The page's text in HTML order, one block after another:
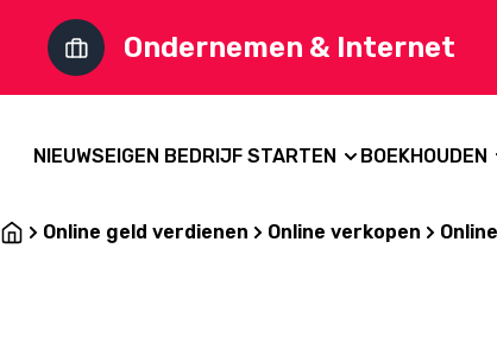
Ondernemen & Internet
NIEUWSEIGEN BEDRIJF STARTEN BOEKHOUDEN
Online geld verdienen Online verkopen